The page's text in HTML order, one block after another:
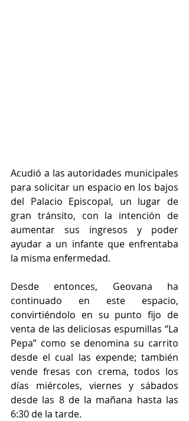
Acudió a las autoridades municipales
para solicitar un espacio en los bajos
del Palacio Episcopal, un lugar de
gran tránsito, con la intención de
aumentar sus ingresos y poder
ayudar a un infante que enfrentaba
la misma enfermedad.
Desde entonces, Geovana ha
continuado en este espacio,
convirtiéndolo en su punto fijo de
venta de las deliciosas espumillas “La
Pepa” como se denomina su carrito
desde el cual las expende; también
vende fresas con crema, todos los
días miércoles, viernes y sábados
desde las 8 de la mañana hasta las
6:30 de la tarde.